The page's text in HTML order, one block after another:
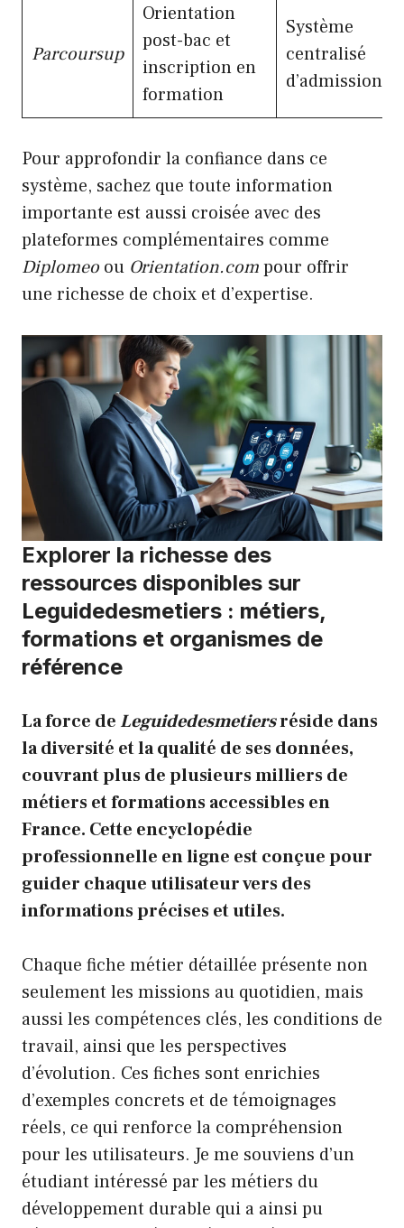
Parcoursup
Orientation
post-bac et
inscription en
formation
Système
centralisé
d’admission
Pour approfondir la confiance dans ce
système, sachez que toute information
importante est aussi croisée avec des
plateformes complémentaires comme
Diplomeo ou Orientation.compour offrir
une richesse de choix et d’expertise.
Explorer la richesse des
ressources disponibles sur
Leguidedesmetiers : métiers,
formations et organismes de
référence
La force deLeguidedesmetiersréside dans
la diversité et la qualité de ses données,
couvrant plus de plusieurs milliers de
métiers et formations accessibles en
France. Cette encyclopédie
professionnelle en ligne est conçue pour
guider chaque utilisateur vers des
informations précises et utiles.
Chaque fiche métier détaillée présente non
seulement les missions au quotidien, mais
aussi les compétences clés, les conditions de
travail, ainsi que les perspectives
d’évolution. Ces fiches sont enrichies
d’exemples concrets et de témoignages
réels, ce qui renforce la compréhension
pour les utilisateurs. Je me souviens d’un
étudiant intéressé par les métiers du
développement durable qui a ainsi pu